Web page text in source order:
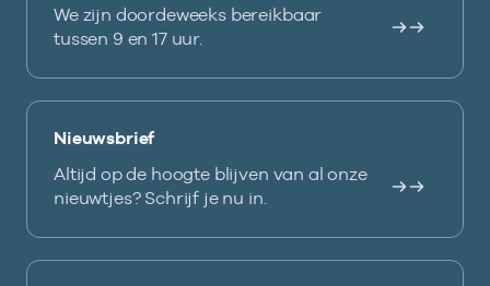
We zijn doordeweeks bereikbaar
tussen 9 en 17 uur.
Nieuwsbrief
Altijd op de hoogte blijven van al onze
nieuwtjes? Schrijf je nu in.